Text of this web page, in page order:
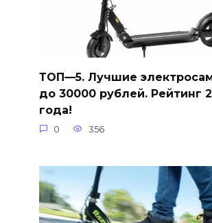
ТОП—5. Лучшие
до 30000 рублей. Рейтинг
года!
0 356